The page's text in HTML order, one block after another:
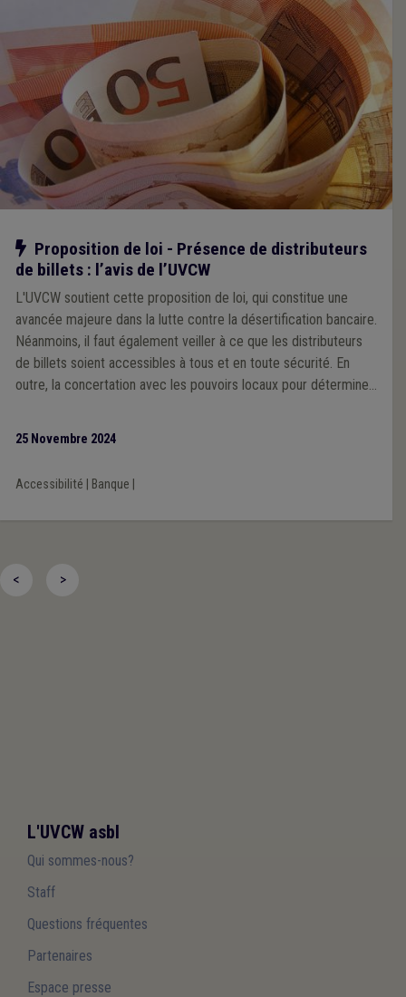
Notre action
Proposition de loi - Présence de distributeurs
de billets : l’avis de l’UVCW
L'UVCW soutient cette proposition de loi, qui constitue une
avancée majeure dans la lutte contre la désertification bancaire.
Néanmoins, il faut également veiller à ce que les distributeurs
de billets soient accessibles à tous et en toute sécurité. En
outre, la concertation avec les pouvoirs locaux pour déterminer
25 Novembre 2024
Accessibilité Banque
< >
L'UVCW asbl
Qui sommes-nous?
Staff
Questions fréquentes
Partenaires
Espace presse